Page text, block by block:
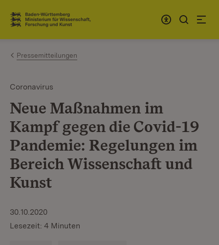
Zum Inhalt springen
Link zur Startseite
Pressemitteilungen
Coronavirus
Neue Maßnahmen im
Kampf gegen die Covid-19
Pandemie: Regelungen im
Bereich Wissenschaft und
Kunst
30.10.2020
Lesezeit: 4 Minuten